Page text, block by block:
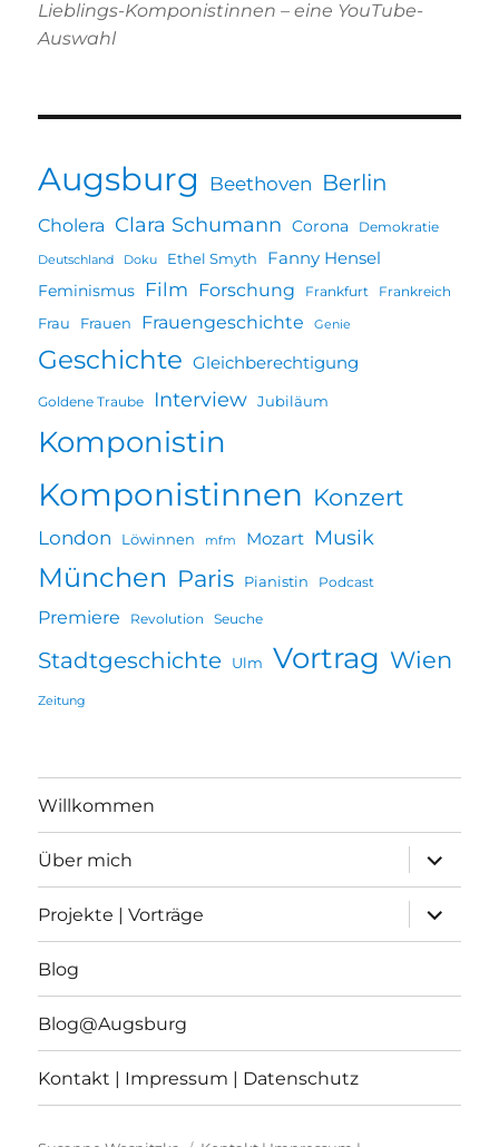
Lieblings-Komponistinnen – eine YouTube-
Auswahl
Augsburg Beethoven Berlin
Cholera Clara Schumann Corona Demokratie
Deutschland Doku Ethel Smyth Fanny Hensel
Feminismus Film Forschung Frankfurt Frankreich
Frau Frauen Frauengeschichte Genie
Geschichte Gleichberechtigung
Goldene Traube Interview Jubiläum
Komponistin
Komponistinnen Konzert
London Löwinnen mfm Mozart Musik
München Paris Pianistin Podcast
Premiere Revolution Seuche
Stadtgeschichte Ulm Vortrag Wien
Zeitung
Willkommen
Über mich
öffnen
Projekte | Vorträge
öffnen
Blog
Blog@Augsburg
Kontakt | Impressum | Datenschutz